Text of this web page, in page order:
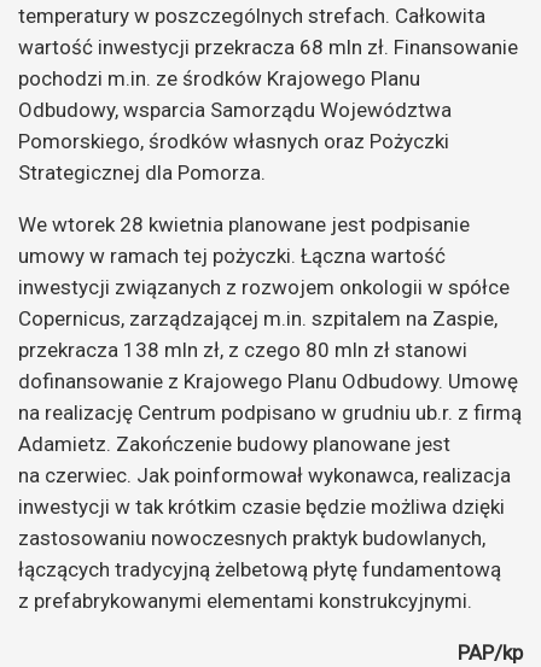
temperatury w poszczególnych strefach. Całkowita
wartość inwestycji przekracza 68 mln zł. Finansowanie
pochodzi m.in. ze środków Krajowego Planu
Odbudowy, wsparcia Samorządu Województwa
Pomorskiego, środków własnych oraz Pożyczki
Strategicznej dla Pomorza.
We wtorek 28 kwietnia planowane jest podpisanie
umowy w ramach tej pożyczki. Łączna wartość
inwestycji związanych z rozwojem onkologii w spółce
Copernicus, zarządzającej m.in. szpitalem na Zaspie,
przekracza 138 mln zł, z czego 80 mln zł stanowi
dofinansowanie z Krajowego Planu Odbudowy. Umowę
na realizację Centrum podpisano w grudniu ub.r. z firmą
Adamietz. Zakończenie budowy planowane jest
na czerwiec. Jak poinformował wykonawca, realizacja
inwestycji w tak krótkim czasie będzie możliwa dzięki
zastosowaniu nowoczesnych praktyk budowlanych,
łączących tradycyjną żelbetową płytę fundamentową
z prefabrykowanymi elementami konstrukcyjnymi.
PAP/kp